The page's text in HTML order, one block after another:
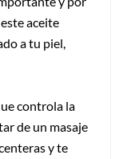
aceite
a tu piel,
controla la
de un masaje
y te